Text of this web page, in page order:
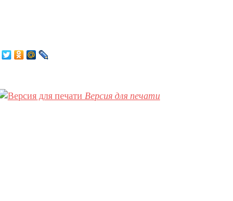
Версия для печати